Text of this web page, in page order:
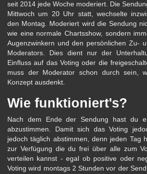
seit 2014 jede Woche moderiert. Die
Mittwoch um 20 Uhr statt, wechselte
den Montag. Moderiert wird die Sendung
wie eine normale Chartsshow, sondern
Augenzwinkern und den persönlichen Zu-
Moderators. Dies dient nur der
Einfluss auf das Voting oder die
muss der Moderator schon durch sein,
Konzept ausdenkt.
Wie funktioniert's?
Nach dem Ende der Sendung hast du
abzustimmen. Damit sich das Voting
jedoch täglich abstimmen, denn jeden Tag
zur Verfügung die du frei über alle zum
verteilen kannst - egal ob positive oder
Voting wird montags 2 Stunden vor der